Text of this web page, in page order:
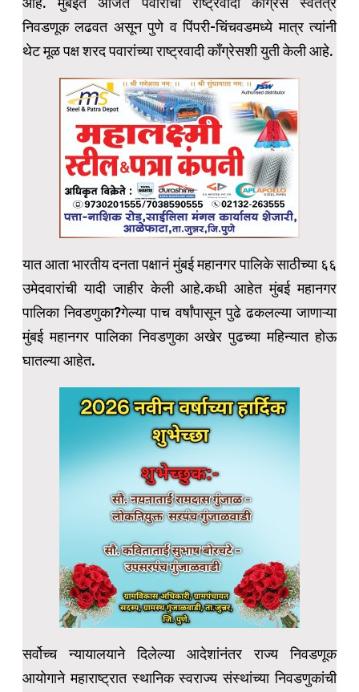
निवडणूक लढवत असून पुणे व पिंपरी-चिंचवडमध्ये मात्र त्यांनी
थेट मूळ पक्ष शरद पवारांच्या राष्ट्रवादी काँग्रेसशी युती केली आहे.
यात आता भारतीय दनता पक्षानं मुंबई महानगर पालिके साठीच्या ६६
उमेदवारांची यादी जाहीर केली आहे.कधी आहेत मुंबई महानगर
पालिका निवडणुका?गेल्या पाच वर्षांपासून पुढे ढकलल्या जाणाऱ्या
मुंबई महानगर पालिका निवडणुका अखेर पुढच्या महिन्यात होऊ
घातल्या आहेत.
सर्वोच्च न्यायालयाने दिलेल्या आदेशांनंतर राज्य निवडणूक
आयोगाने महाराष्ट्रात स्थानिक स्वराज्य संस्थांच्या निवडणुकांची